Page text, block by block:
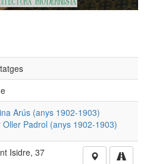
Arús (anys 1902-1903)
Oller Padrol (anys 1902-1903)